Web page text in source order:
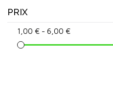
Bagagerie Anglaise/
Bait banders & Élastiques à
PRIX
1,00 € - 6,00 €